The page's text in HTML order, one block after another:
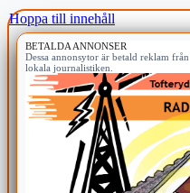
Hoppa till innehåll
BETALDA ANNONSER
Dessa annonsytor är betald reklam
lokala journalistiken.